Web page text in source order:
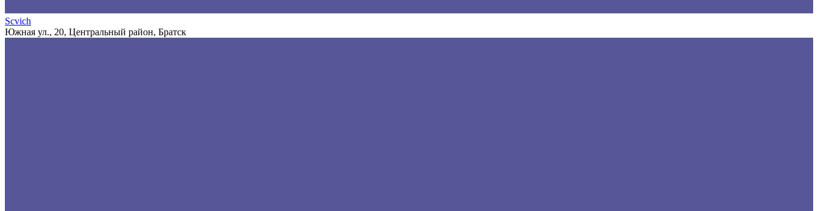
Scvich
Южная ул., 20, Центральный район, Братск